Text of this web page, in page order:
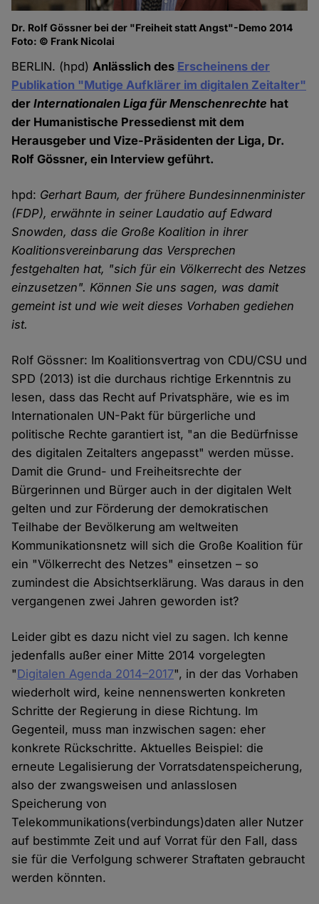
Dr. Rolf Gössner bei der "Freiheit statt Angst"-Demo 2014
Foto: © Frank Nicolai
BERLIN. (hpd)Anlässlich des Erscheinens der
Publikation "Mutige Aufklärer im digitalen Zeitalter"
derInternationalen Liga für Menschenrechte hat
der Humanistische Pressedienst mit dem
Herausgeber und Vize-Präsidenten der Liga, Dr.
Rolf Gössner, ein Interview geführt.
hpd: Gerhart Baum, der frühere Bundesinnenminister
(FDP), erwähnte in seiner Laudatio auf Edward
Snowden, dass die Große Koalition in ihrer
Koalitionsvereinbarung das Versprechen
festgehalten hat, "sich für ein Völkerrecht des Netzes
einzusetzen". Können Sie uns sagen, was damit
gemeint ist und wie weit dieses Vorhaben gediehen
ist.
Rolf Gössner: Im Koalitionsvertrag von CDU/CSU und
SPD (2013) ist die durchaus richtige Erkenntnis zu
lesen, dass das Recht auf Privatsphäre, wie es im
Internationalen UN-Pakt für bürgerliche und
politische Rechte garantiert ist, "an die Bedürfnisse
des digitalen Zeitalters angepasst" werden müsse.
Damit die Grund- und Freiheitsrechte der
Bürgerinnen und Bürger auch in der digitalen Welt
gelten und zur Förderung der demokratischen
Teilhabe der Bevölkerung am weltweiten
Kommunikationsnetz will sich die Große Koalition für
ein "Völkerrecht des Netzes" einsetzen – so
zumindest die Absichtserklärung. Was daraus in den
vergangenen zwei Jahren geworden ist?
Leider gibt es dazu nicht viel zu sagen. Ich kenne
jedenfalls außer einer Mitte 2014 vorgelegten
"Digitalen Agenda 2014–2017", in der das Vorhaben
wiederholt wird, keine nennenswerten konkreten
Schritte der Regierung in diese Richtung. Im
Gegenteil, muss man inzwischen sagen: eher
konkrete Rückschritte. Aktuelles Beispiel: die
erneute Legalisierung der Vorratsdatenspeicherung,
also der zwangsweisen und anlasslosen
Speicherung von
Telekommunikations(verbindungs)daten aller Nutzer
auf bestimmte Zeit und auf Vorrat für den Fall, dass
sie für die Verfolgung schwerer Straftaten gebraucht
werden könnten.